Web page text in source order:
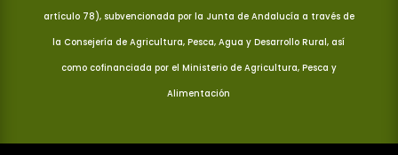
artículo 78), subvencionada por la Junta de Andalucía a través de
la Consejería de Agricultura, Pesca, Agua y Desarrollo Rural, así
como cofinanciada por el Ministerio de Agricultura, Pesca y
Alimentación